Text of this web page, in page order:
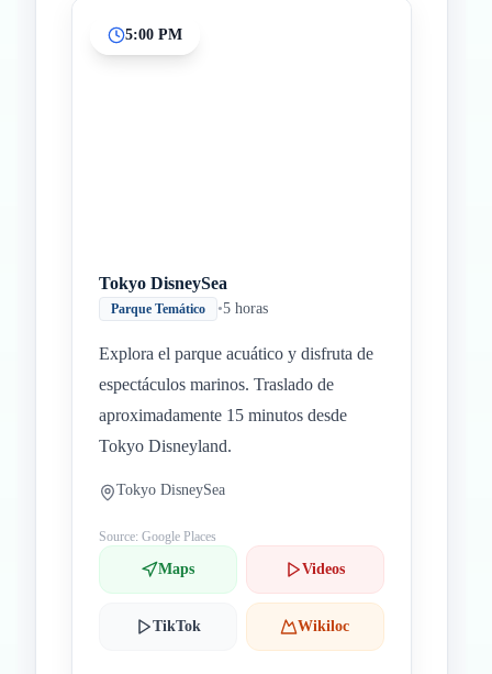
5:00 PM
Tokyo DisneySea
Parque Temático •5 horas
Explora el parque acuático y disfruta de
espectáculos marinos. Traslado de
aproximadamente 15 minutos desde
Tokyo Disneyland.
Tokyo DisneySea
Source: Google Places
Maps Videos
TikTok Wikiloc